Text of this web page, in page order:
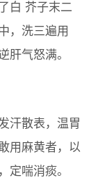
白 芥子末二
，洗三遍用
肝气怒满。
汗散表，温胃
用麻黄者，以
定喘消痰。